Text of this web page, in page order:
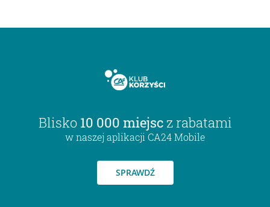
Blisko 10 000 miejsc z rabatami
w naszej aplikacji CA24 Mobile
SPRAWDŹ